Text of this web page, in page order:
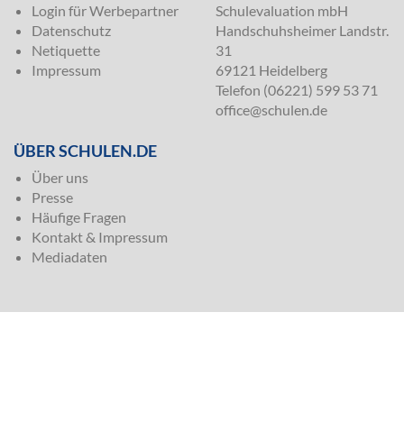
Login für Werbepartner
Datenschutz
Netiquette
Impressum
Schulevaluation mbH
Handschuhsheimer Landstr.
31
69121 Heidelberg
Telefon (06221) 599 53 71
office@schulen.de
ÜBER SCHULEN.DE
Über uns
Presse
Häufige Fragen
Kontakt & Impressum
Mediadaten